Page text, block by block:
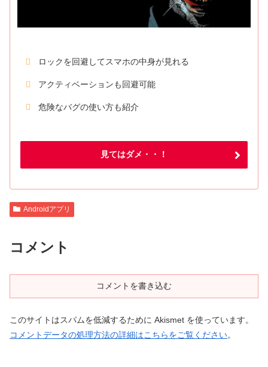
ロックを回避してスマホの中身が見れる
アクティベーションも回避可能
危険なバグの使い方も紹介
見てはダメ・・！
Androidアプリ
コメント
コメントを書き込む
このサイトはスパムを低減するために Akismet を使っています。
コメントデータの処理方法の詳細はこちらをご覧ください。